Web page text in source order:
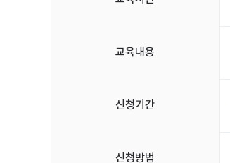
교육내용
신청기간
신청방법